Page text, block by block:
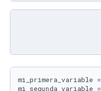
mi_primera_variable =
mi_segunda_variable =